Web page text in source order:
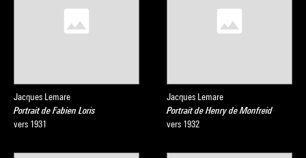
Jacques Lemare
Portrait de Fabien Loris
vers 1931
Jacques Lemare
Portrait de Henry de Monfreid
vers 1932